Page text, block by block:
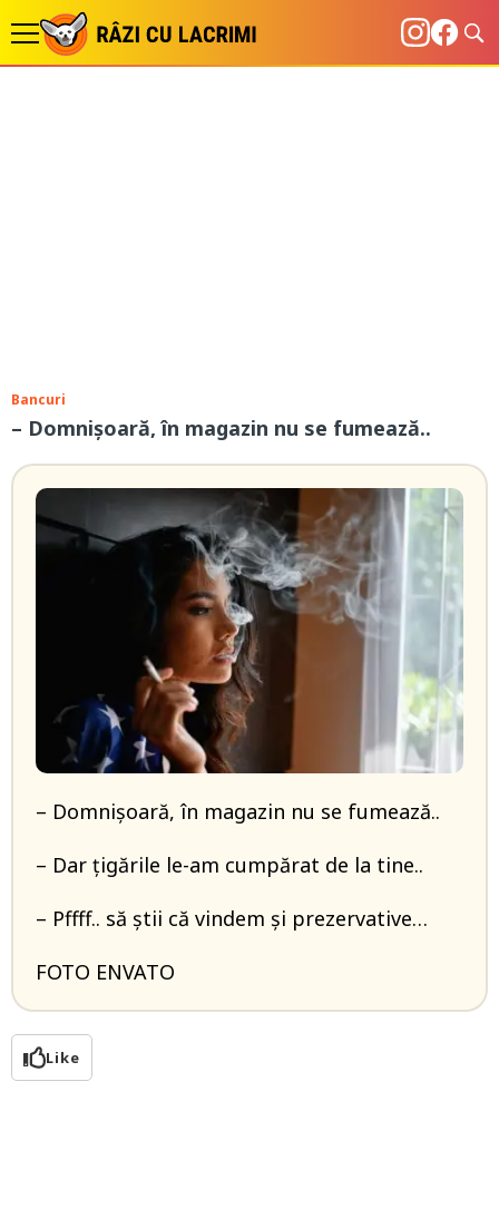
Bancuri
– Domnișoară, în magazin nu se fumează..
– Domnișoară, în magazin nu se fumează..
– Dar țigările le-am cumpărat de la tine..
– Pffff.. să știi că vindem și prezervative…
FOTO ENVATO
Like